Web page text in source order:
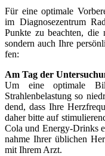
Für eine opti­ma­le
im Dia­gno­se­zen­trum
Punk­te zu beach­ten, die
son­dern auch Ihre
fen:
Am Tag der
Um eine opti­ma­le
Strahlenbelastung so
dend, dass Ihre
daher bit­te auf
Cola und Ener­­gy-Drinks
nah­me Ihrer übli­chen
mit Ihrem Arzt.